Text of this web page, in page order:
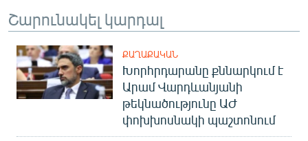
Շարունակել կարդալ
ՔԱՂԱՔԱԿԱՆ
Խորհրդարանը քննարկում է
Արամ Վարդևանյանի
թեկնածությունը ԱԺ
փոխխոսնակի պաշտոնում